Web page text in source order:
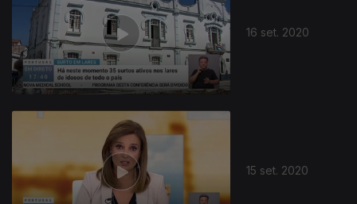
16 set. 2020
15 set. 2020